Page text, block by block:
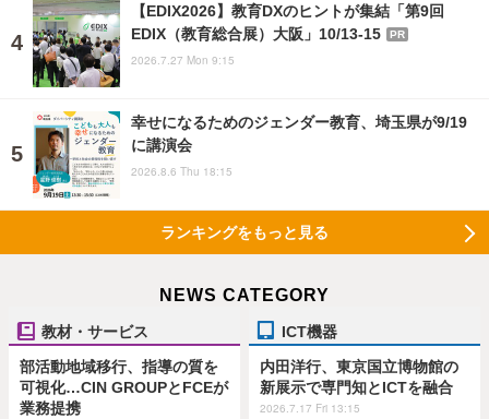
【EDIX2026】教育DXのヒントが集結「第9回
EDIX（教育総合展）大阪」10/13-15
PR
2026.7.27 Mon 9:15
幸せになるためのジェンダー教育、埼玉県が9/19
に講演会
2026.8.6 Thu 18:15
ランキングをもっと見る
NEWS CATEGORY
教材・サービス
部活動地域移行、指導の質を
可視化…CIN GROUPとFCEが
業務提携
ICT機器
内田洋行、東京国立博物館の
新展示で専門知とICTを融合
2026.7.17 Fri 13:15